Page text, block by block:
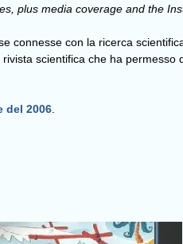
plus media coverage and the
con la ricerca
scientifica che ha permesso
del 2006